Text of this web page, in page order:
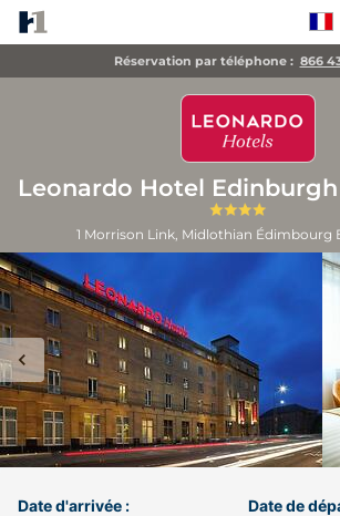
Réservation par téléphone : 866
Leonardo Hotel
1 Morrison Link, Midlothian Édimbourg
Date d'arrivée : Date de